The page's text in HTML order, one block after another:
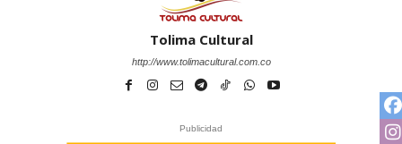
Tolima Cultural
http://www.tolimacultural.com.co
Publicidad